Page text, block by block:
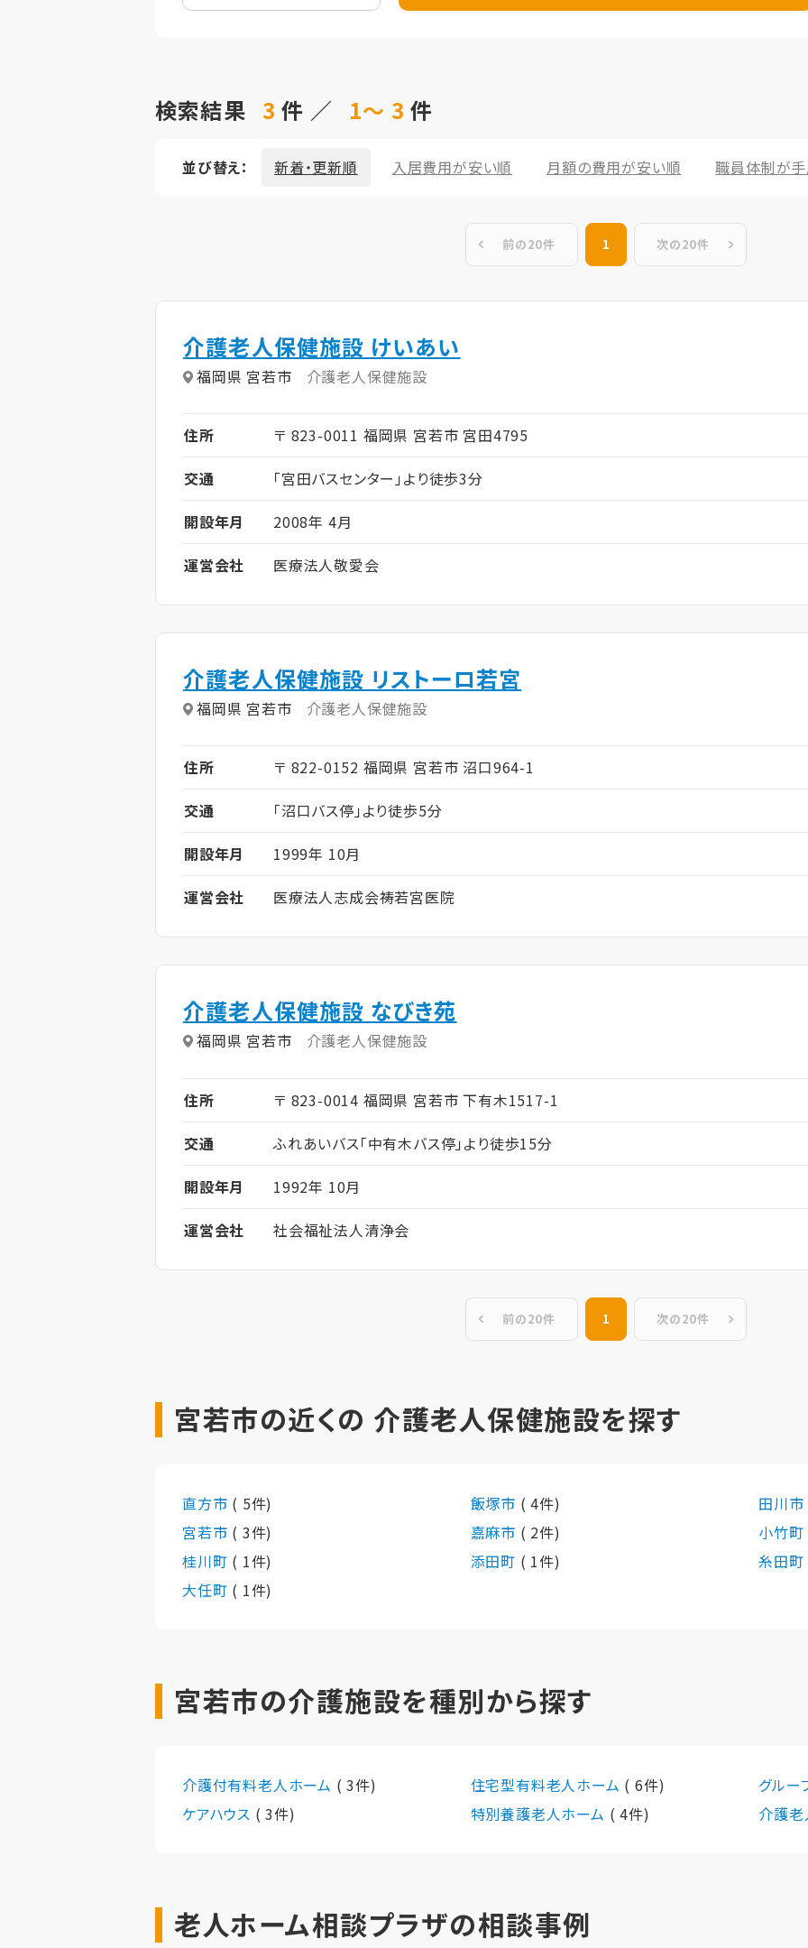
検索結果 3件 ／ 1～ 3件
並び替え： 新着・更新順 入居費用が安い順 月額の費用が安い順 職員体制が
前の20件 1 次の20件
介護老人保健施設 けいあい
福岡県 宮若市 介護老人保健施設
住所
〒 823-0011 福岡県 宮若市 宮田4795
交通
「宮田バスセンター」より徒歩3分
開設年月
2008年 4月
運営会社
医療法人敬愛会
介護老人保健施設 リストーロ若宮
福岡県 宮若市 介護老人保健施設
住所
〒 822-0152 福岡県 宮若市 沼口964-1
交通
「沼口バス停」より徒歩5分
開設年月
1999年 10月
運営会社
医療法人志成会祷若宮医院
介護老人保健施設 なびき苑
福岡県 宮若市 介護老人保健施設
住所
〒 823-0014 福岡県 宮若市 下有木1517-1
交通
ふれあいバス「中有木バス停」より徒歩15分
開設年月
1992年 10月
運営会社
社会福祉法人清浄会
前の20件 1 次の20件
宮若市の近くの 介護老人保健施設を探す
直方市 ( 5件) 飯塚市 ( 4件)
田川市
宮若市 ( 3件) 嘉麻市 ( 2件)
小竹町
桂川町 ( 1件) 添田町 ( 1件)
糸田町
大任町 ( 1件)
宮若市の介護施設を種別から探す
介護付有料老人ホーム ( 3件) 住宅型有料老人ホーム ( 6件)
グル
ケアハウス ( 3件) 特別養護老人ホーム ( 4件) 介護
老人ホーム相談プラザの相談事例